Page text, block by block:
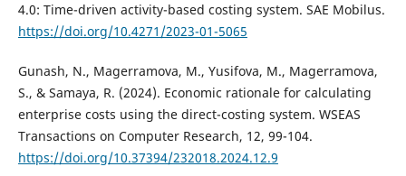
4.0: Time-driven activity-based costing system. SAE Mobilus.
https://doi.org/10.4271/2023-01-5065
Gunash, N., Magerramova, M., Yusifova, M., Magerramova,
S., & Samaya, R. (2024). Economic rationale for calculating
enterprise costs using the direct-costing system. WSEAS
Transactions on Computer Research, 12, 99-104.
https://doi.org/10.37394/232018.2024.12.9